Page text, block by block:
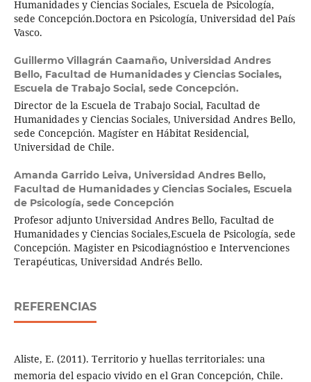
Humanidades y Ciencias Sociales, Escuela de Psicología,
sede Concepción.Doctora en Psicología, Universidad del País
Vasco.
Guillermo Villagrán Caamaño, Universidad Andres
Bello, Facultad de Humanidades y Ciencias Sociales,
Escuela de Trabajo Social, sede Concepción.
Director de la Escuela de Trabajo Social, Facultad de
Humanidades y Ciencias Sociales, Universidad Andres Bello,
sede Concepción. Magíster en Hábitat Residencial,
Universidad de Chile.
Amanda Garrido Leiva, Universidad Andres Bello,
Facultad de Humanidades y Ciencias Sociales, Escuela
de Psicología, sede Concepción
Profesor adjunto Universidad Andres Bello, Facultad de
Humanidades y Ciencias Sociales,Escuela de Psicología, sede
Concepción. Magister en Psicodiagnóstioo e Intervenciones
Terapéuticas, Universidad Andrés Bello.
REFERENCIAS
Aliste, E. (2011). Territorio y huellas territoriales: una
memoria del espacio vivido en el Gran Concepción, Chile.